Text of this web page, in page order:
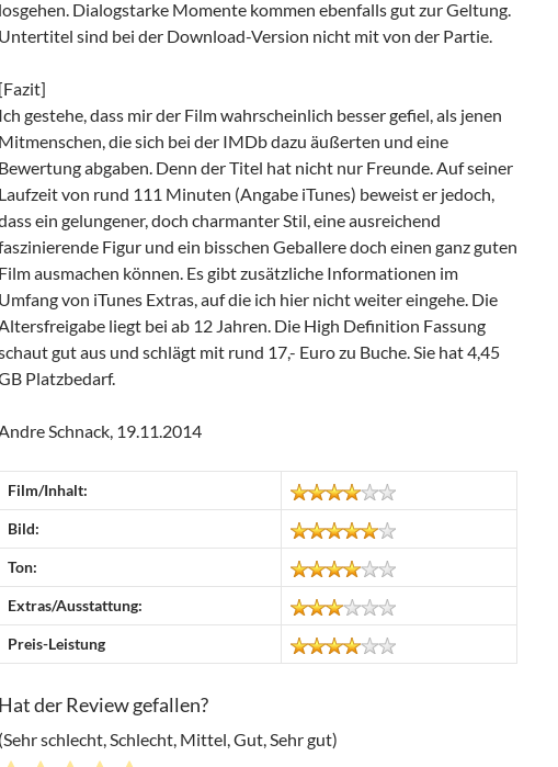
losgehen. Dialogstarke Momente kommen ebenfalls gut zur Geltung.
Untertitel sind bei der Download-Version nicht mit von der Partie.
[Fazit]
Ich gestehe, dass mir der Film wahrscheinlich besser gefiel, als jenen
Mitmenschen, die sich bei der IMDb dazu äußerten und eine
Bewertung abgaben. Denn der Titel hat nicht nur Freunde. Auf seiner
Laufzeit von rund 111 Minuten (Angabe iTunes) beweist er jedoch,
ein gelungener, doch charmanter Stil, eine ausreichend
Figur und ein bisschen Geballere doch einen ganz guten
Film ausmachen können. Es gibt zusätzliche Informationen im
Umfang von iTunes Extras, auf die ich hier nicht weiter eingehe. Die
liegt bei ab 12 Jahren. Die High Definition Fassung
gut aus und schlägt mit rund 17,- Euro zu Buche. Sie hat 4,45
Platzbedarf.
Schnack, 19.11.2014
Film/Inhalt:
Bild:
Ton:
Extras/Ausstattung:
Preis-Leistung
Hat der Review gefallen?
(Sehr schlecht, Schlecht, Mittel, Gut, Sehr gut)